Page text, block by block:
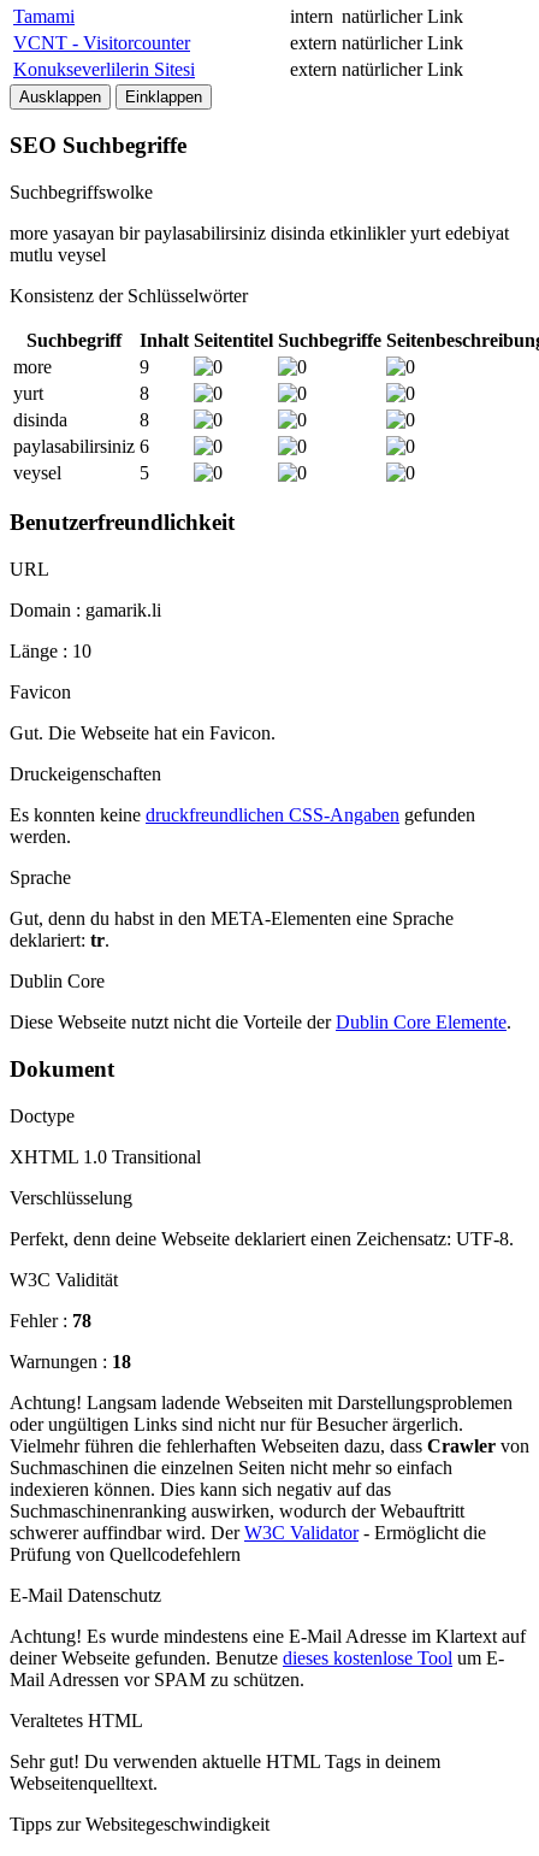
Tamami
intern natürlicher Link
VCNT - Visitorcounter
extern natürlicher Link
Konukseverlilerin Sitesi
extern natürlicher Link
Ausklappen Einklappen
SEO Suchbegriffe
Suchbegriffswolke
more yasayan bir paylasabilirsiniz disinda etkinlikler yurt edebiyat
mutlu veysel
Konsistenz der Schlüsselwörter
Suchbegriff Inhalt Seitentitel Suchbegriffe
more
9
yurt
8
disinda
8
paylasabilirsiniz 6
veysel
5
Benutzerfreundlichkeit
URL
Domain : gamarik.li
Länge : 10
Favicon
Gut. Die Webseite hat ein Favicon.
Druckeigenschaften
Es konnten keine druckfreundlichen CSS-Angaben gefunden
werden.
Sprache
Gut, denn du habst in den META-Elementen eine Sprache
deklariert: tr.
Dublin Core
Diese Webseite nutzt nicht die Vorteile derDublin Core Elemente.
Dokument
Doctype
XHTML 1.0 Transitional
Verschlüsselung
Perfekt, denn deine Webseite deklariert einen Zeichensatz: UTF-8.
W3C Validität
Fehler : 78
Warnungen : 18
Achtung! Langsam ladende Webseiten mit Darstellungsproblemen
oder ungültigen Links sind nicht nur für Besucher ärgerlich.
Vielmehr führen die fehlerhaften Webseiten dazu, dass Crawler von
Suchmaschinen die einzelnen Seiten nicht mehr so einfach
indexieren können. Dies kann sich negativ auf das
Suchmaschinenranking auswirken, wodurch der Webauftritt
schwerer auffindbar wird. DerW3C Validator- Ermöglicht die
Prüfung von Quellcodefehlern
E-Mail Datenschutz
Achtung! Es wurde mindestens eine E-Mail Adresse im Klartext auf
deiner Webseite gefunden. Benutze dieses kostenlose Tool um E-
Mail Adressen vor SPAM zu schützen.
Veraltetes HTML
Sehr gut! Du verwenden aktuelle HTML Tags in deinem
Webseitenquelltext.
Tipps zur Websitegeschwindigkeit